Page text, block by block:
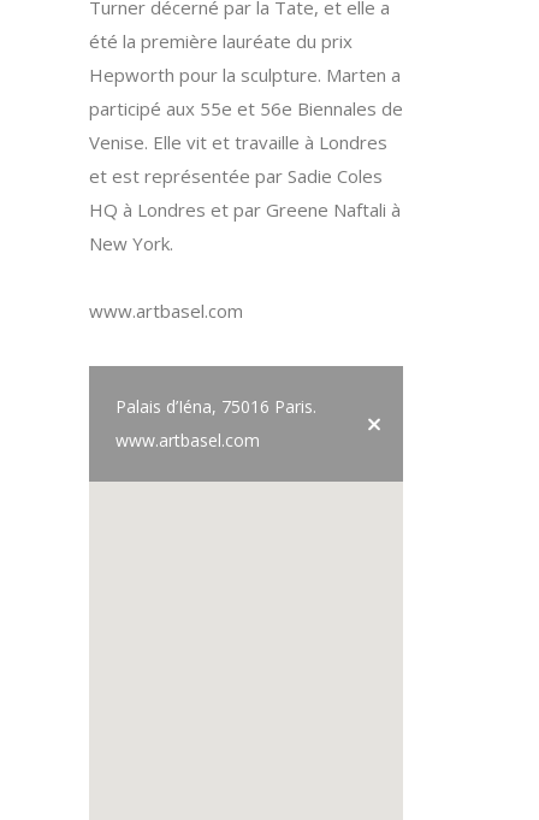
Turner décerné par la Tate, et elle a
été la première lauréate du prix
Hepworth pour la sculpture. Marten a
participé aux 55e et 56e Biennales de
Venise. Elle vit et travaille à Londres
et est représentée par Sadie Coles
HQ à Londres et par Greene Naftali à
New York.
www.artbasel.com
Palais d’Iéna, 75016 Paris.
www.artbasel.com